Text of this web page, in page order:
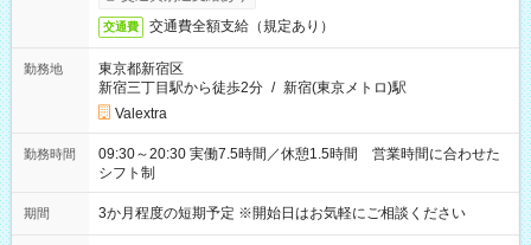
交通費 交通費全額支給（規定あり）
勤務地
東京都新宿区
新宿三丁目駅から徒歩2分 / 新宿(東京メトロ)駅
Valextra
勤務時間
09:30～20:30 実働7.5時間／休憩1.5時間 営業時間に合わせた
シフト制
期間 3か月程度の短期予定 ※開始日はお気軽にご相談ください